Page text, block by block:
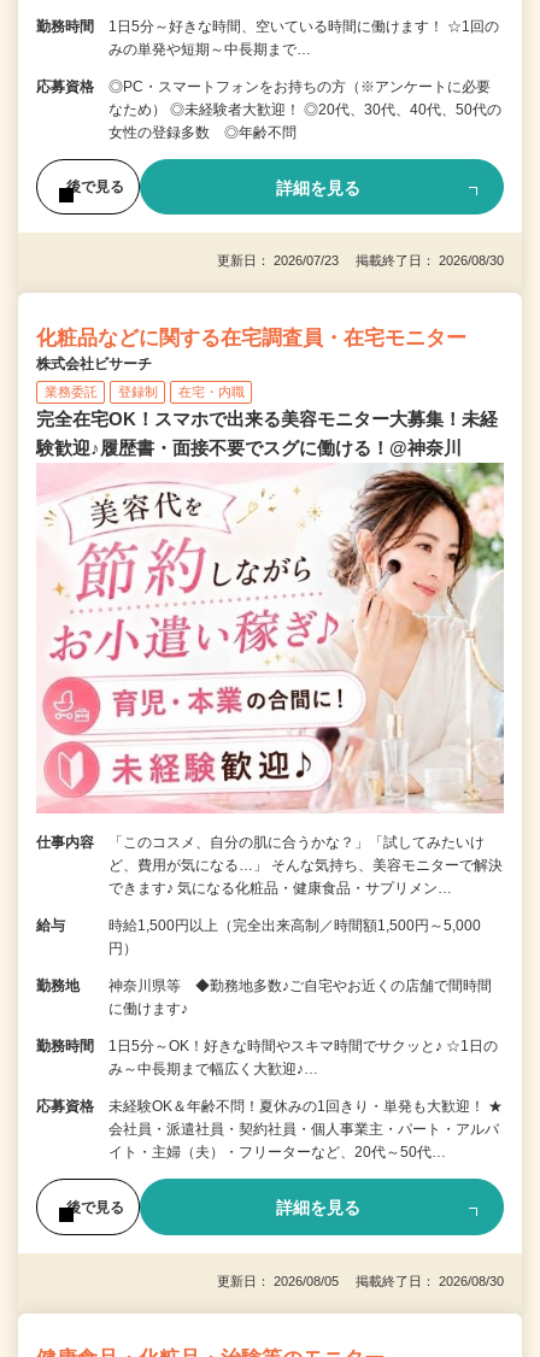
勤務時間
1日5分～好きな時間、空いている時間に働けます！ ☆1回の
みの単発や短期～中長期まで…
応募資格
◎PC・スマートフォンをお持ちの方（※アンケートに必要
なため） ◎未経験者大歓迎！ ◎20代、30代、40代、50代の
女性の登録多数 ◎年齢不問
後で見る 詳細を見る
更新日： 2026/07/23 掲載終了日： 2026/08/30
化粧品などに関する在宅調査員・在宅モニター
株式会社ビサーチ
業務委託 登録制 在宅・内職
完全在宅OK！スマホで出来る美容モニター大募集！未経
験歓迎♪履歴書・面接不要でスグに働ける！@神奈川
仕事内容
「このコスメ、自分の肌に合うかな？」「試してみたいけ
ど、費用が気になる…」 そんな気持ち、美容モニターで解決
できます♪ 気になる化粧品・健康食品・サプリメン…
給与
時給1,500円以上（完全出来高制／時間額1,500円～5,000
円）
勤務地
神奈川県等 ◆勤務地多数♪ご自宅やお近くの店舗で間時間
に働けます♪
勤務時間
1日5分～OK！好きな時間やスキマ時間でサクッと♪ ☆1日の
み～中長期まで幅広く大歓迎♪…
応募資格
未経験OK＆年齢不問！夏休みの1回きり・単発も大歓迎！ ★
会社員・派遣社員・契約社員・個人事業主・パート・アルバ
イト・主婦（夫）・フリーターなど、20代～50代…
後で見る 詳細を見る
更新日： 2026/08/05 掲載終了日： 2026/08/30